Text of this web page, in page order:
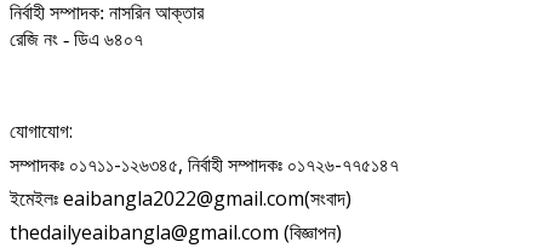
নির্বাহী সম্পাদক: নাসরিন আক্তার
রেজি নং - ডিএ ৬৪০৭
যোগাযোগ:
সম্পাদকঃ ০১৭১১-১২৬৩৪৫, নির্বাহী সম্পাদকঃ ০১৭২৬-৭৭৫১৪৭
ইমেইলঃ eaibangla2022@gmail.com(সংবাদ)
thedailyeaibangla@gmail.com (বিজ্ঞাপন)